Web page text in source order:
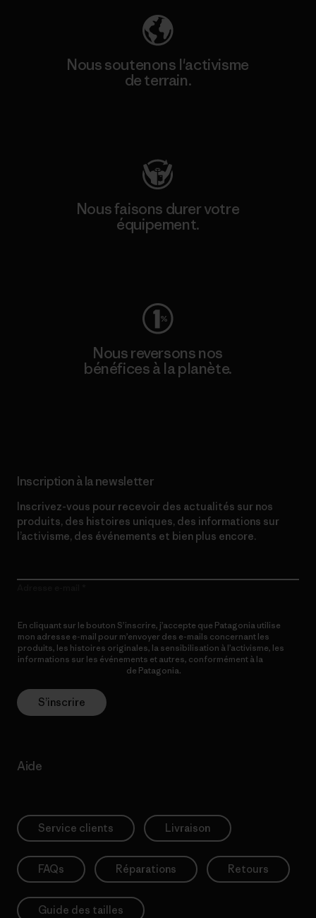
Nous soutenons l'activisme
de terrain.
Nous faisons durer votre
équipement.
Nous reversons nos
bénéfices à la planète.
Inscription à la newsletter
Inscrivez-vous pour recevoir des actualités sur nos
produits, des histoires uniques, des informations sur
l’activisme, des événements et bien plus encore.
En cliquant sur le bouton S’inscrire, j’accepte que Patagonia utilise
mon adresse e-mail pour m’envoyer des e-mails concernant les
produits, les histoires originales, la sensibilisation à l’activisme, les
informations sur les événements et autres, conformément à la
de Patagonia.
S’inscrire
Aide
Service clients Livraison
FAQs Réparations Retours
Guide des tailles